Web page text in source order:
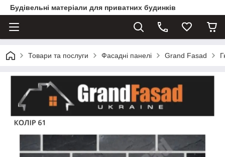
Будівельні матеріали для приватних будинків
Товари та послуги Фасадні панелі Grand Fasad